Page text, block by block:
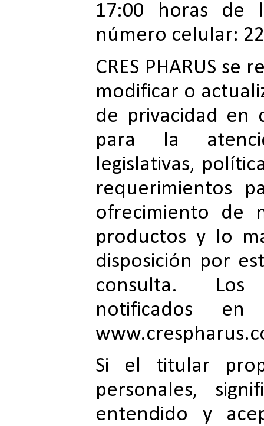
17:00 horas de
número celular:
CRES PHARUS
modificar o
de privacidad en
para la
legislativas,
requerimientos
ofrecimiento de
productos y lo
disposición por
consulta.
notificados
Si el titular
personales,
entendido y